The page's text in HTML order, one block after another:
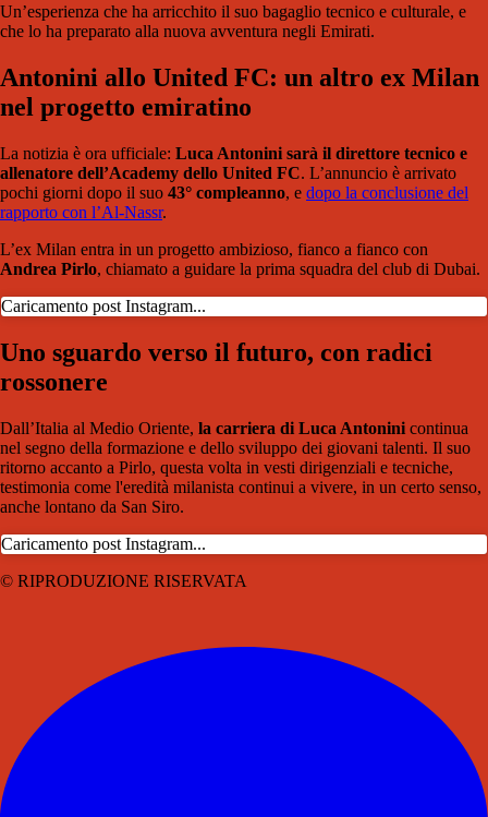
Un’esperienza che ha arricchito il suo bagaglio tecnico e culturale, e
che lo ha preparato alla nuova avventura negli Emirati.
Antonini allo United FC: un altro ex Milan
nel progetto emiratino
La notizia è ora ufficiale: Luca Antonini sarà il direttore tecnico e
allenatore dell’Academy dello United FC. L’annuncio è arrivato
pochi giorni dopo il suo 43° compleanno, e dopo la conclusione del
rapporto con l’Al-Nassr.
L’ex Milan entra in un progetto ambizioso, fianco a fianco con
Andrea Pirlo, chiamato a guidare la prima squadra del club di Dubai.
Caricamento post Instagram...
Uno sguardo verso il futuro, con radici
rossonere
Dall’Italia al Medio Oriente, la carriera di Luca Antonini continua
nel segno della formazione e dello sviluppo dei giovani talenti. Il suo
ritorno accanto a Pirlo, questa volta in vesti dirigenziali e tecniche,
testimonia come l'eredità milanista continui a vivere, in un certo senso,
anche lontano da San Siro.
Caricamento post Instagram...
© RIPRODUZIONE RISERVATA